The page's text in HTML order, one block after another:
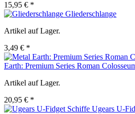
15,95 € *
Gliederschlange
Artikel auf Lager.
3,49 € *
Earth: Premium Series Roman
Artikel auf Lager.
20,95 € *
Ugears U-